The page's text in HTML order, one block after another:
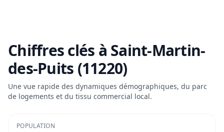
Chiffres clés à Saint-Martin-
des-Puits (11220)
Une vue rapide des dynamiques démographiques, du parc
de logements et du tissu commercial local.
POPULATION